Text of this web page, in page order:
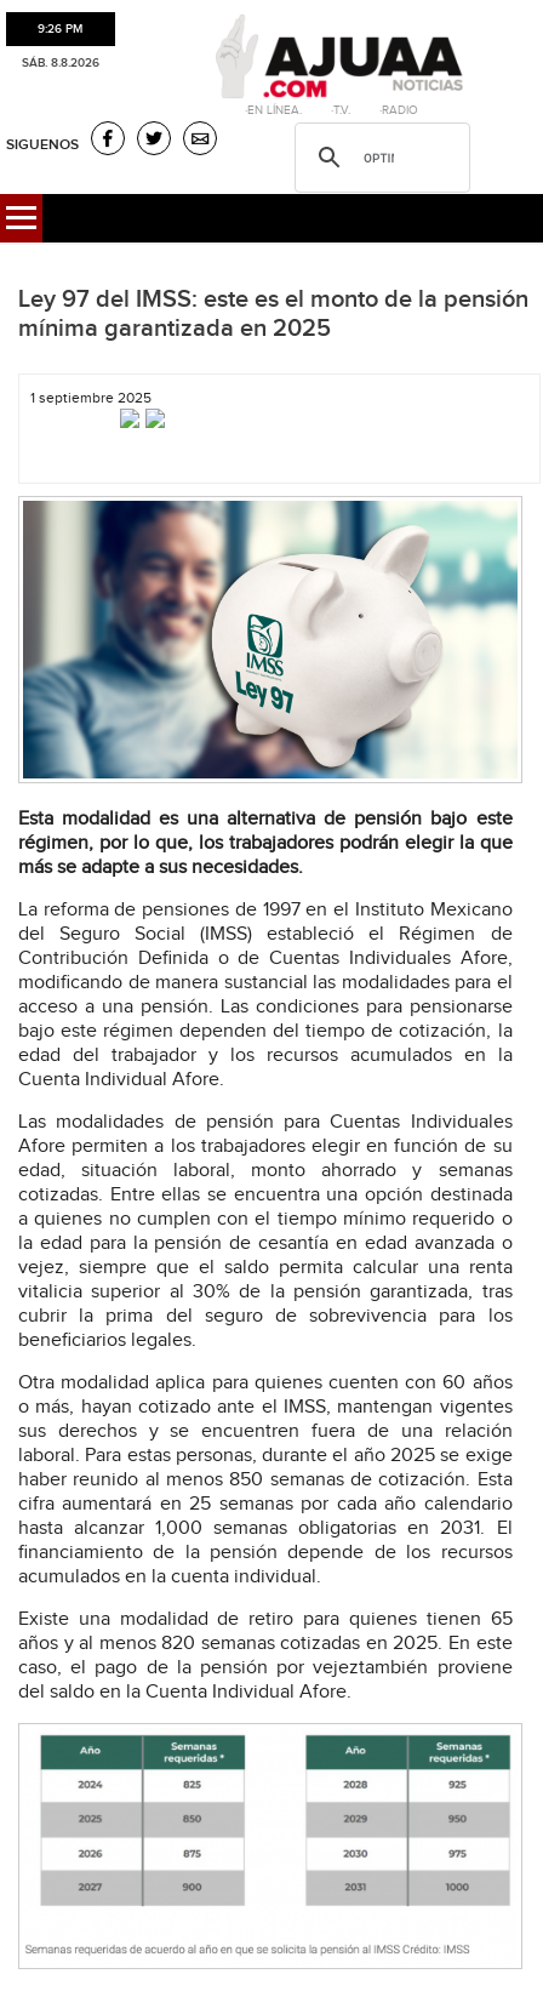
9:26 PM
SÁB. 8.8.2026
·EN LÍNEA. ·T.V. ·RADIO
SIGUENOS
Ley 97 del IMSS: este es el monto de la pensión
mínima garantizada en 2025
1 septiembre 2025
Esta modalidad es una alternativa de pensión bajo este
régimen, por lo que, los trabajadores podrán elegir la que
más se adapte a sus necesidades.
La reforma de pensiones de 1997 en el Instituto Mexicano
del Seguro Social (IMSS) estableció el Régimen de
Contribución Definida o de Cuentas Individuales Afore,
modificando de manera sustancial las modalidades para el
acceso a una pensión. Las condiciones para pensionarse
bajo este régimen dependen del tiempo de cotización, la
edad del trabajador y los recursos acumulados en la
Cuenta Individual Afore.
Las modalidades de pensión para Cuentas Individuales
Afore permiten a los trabajadores elegir en función de su
edad, situación laboral, monto ahorrado y semanas
cotizadas. Entre ellas se encuentra una opción destinada
a quienes no cumplen con el tiempo mínimo requerido o
la edad para la pensión de cesantía en edad avanzada o
vejez, siempre que el saldo permita calcular una renta
vitalicia superior al 30% de la pensión garantizada, tras
cubrir la prima del seguro de sobrevivencia para los
beneficiarios legales.
Otra modalidad aplica para quienes cuenten con 60 años
o más, hayan cotizado ante el IMSS, mantengan vigentes
sus derechos y se encuentren fuera de una relación
laboral. Para estas personas, durante el año 2025 se exige
haber reunido al menos 850 semanas de cotización. Esta
cifra aumentará en 25 semanas por cada año calendario
hasta alcanzar 1,000 semanas obligatorias en 2031. El
financiamiento de la pensión depende de los recursos
acumulados en la cuenta individual.
Existe una modalidad de retiro para quienes tienen 65
años y al menos 820 semanas cotizadas en 2025. En este
caso, el pago de la pensión por vejeztambién proviene
del saldo en la Cuenta Individual Afore.